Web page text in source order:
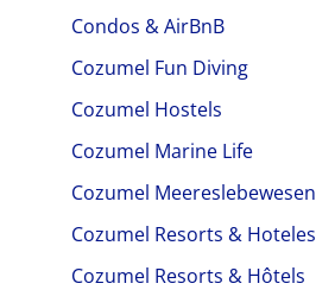
Condos & AirBnB
Cozumel Fun Diving
Cozumel Hostels
Cozumel Marine Life
Cozumel Meereslebewesen
Cozumel Resorts & Hoteles
Cozumel Resorts & Hôtels